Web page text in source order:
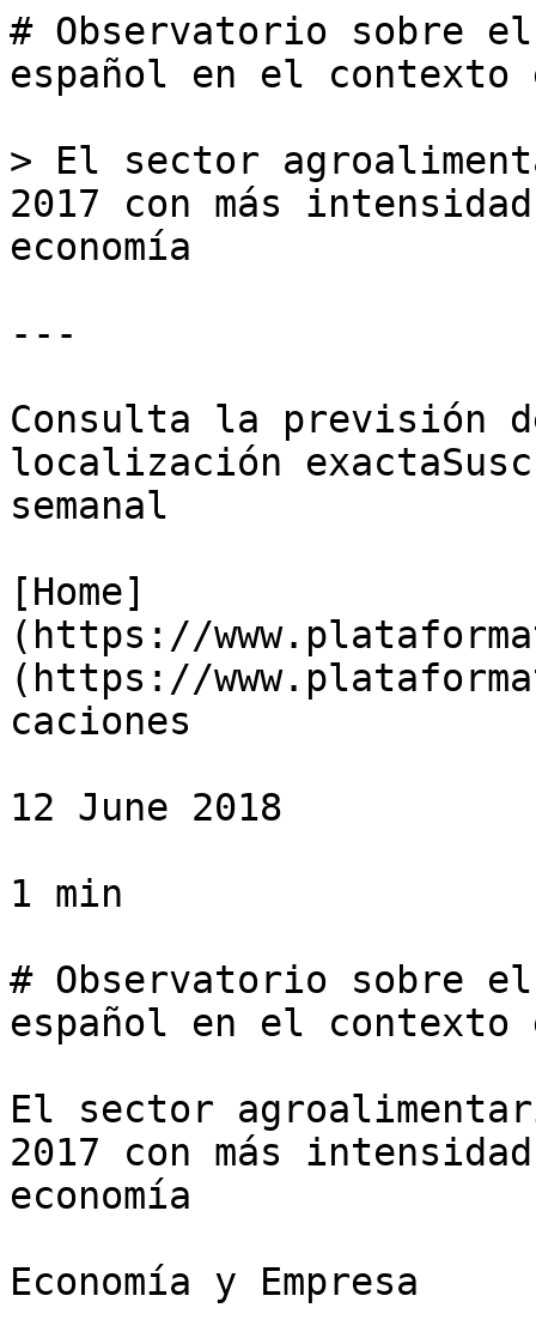
# Observatorio sobre
español en el contexto
> El sector
2017 con más
economía
---
Consulta la previsión
localización
semanal
[Home]
(https://
(https://
caciones
12 June 2018
1 min
# Observatorio sobre
español en el contexto
El sector
2017 con más
economía
Economía y Empresa